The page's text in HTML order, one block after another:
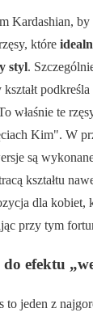
Kardashian,
które
styl.
właśnie te
Kim . W
są
kształtu
dla kobiet,
przy tym
do efektu
to jeden z